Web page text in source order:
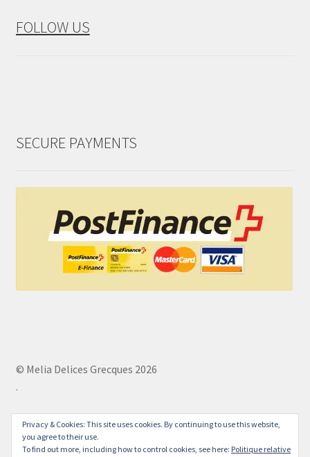
FOLLOW US
SECURE PAYMENTS
© Melia Delices Grecques 2026
.
Privacy & Cookies: This site uses cookies. By continuing to use this website,
you agree to their use.
To find out more, including how to control cookies, see here: Politique relative